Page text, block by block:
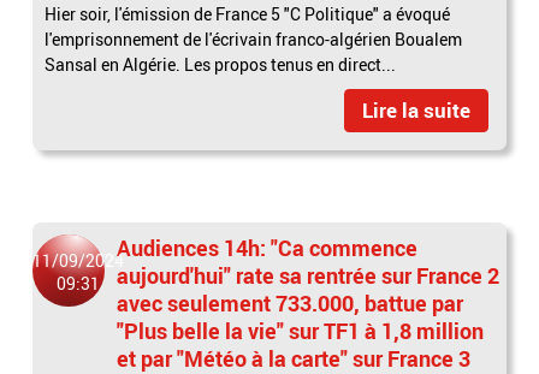
Hier soir, l'émission de France 5 "C Politique" a évoqué
l'emprisonnement de l'écrivain franco-algérien Boualem
Sansal en Algérie. Les propos tenus en direct...
Lire la suite
11/09/2024
09:31
Audiences 14h: "Ca commence
aujourd'hui" rate sa rentrée sur France 2
avec seulement 733.000, battue par
"Plus belle la vie" sur TF1 à 1,8 million
et par "Météo à la carte" sur France 3